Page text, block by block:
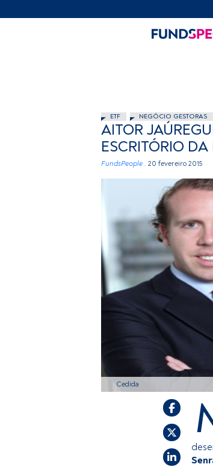
ETF NEGÓCIO GESTORAS
AITOR
ESCRITÓRIO
FundsPeople . 20 fevereiro 2015
Cedida